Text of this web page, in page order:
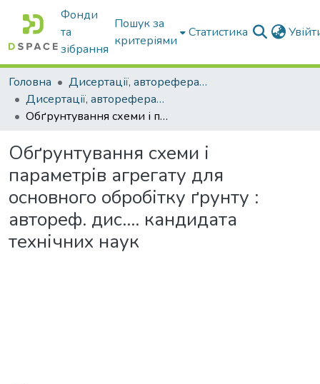
Фонди
та
зібрання
Пошук за
критеріями
Статистика
Головна
Дисертації, автореферати дисертацій
Дисертації, автореферати дисертацій
Обґрунтування схеми і параметрів агрегату для основного обробітку ґрунту : автореф. дис…. кандидата технічних наук
Обґрунтування схеми і
параметрів агрегату для
основного обробітку ґрунту :
автореф. дис…. кандидата
технічних наук